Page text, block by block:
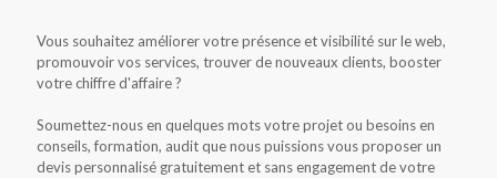
Vous souhaitez améliorer votre présence et visibilité sur le web,
promouvoir vos services, trouver de nouveaux clients, booster
votre chiffre d'affaire ?
Soumettez-nous en quelques mots votre projet ou besoins en
conseils, formation, audit que nous puissions vous proposer un
devis personnalisé gratuitement et sans engagement de votre